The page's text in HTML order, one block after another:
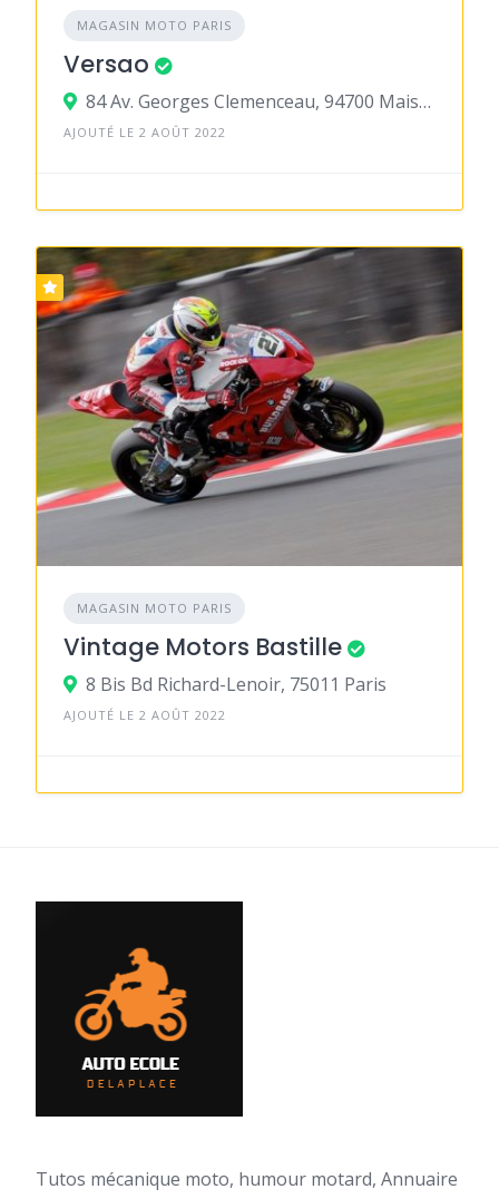
MAGASIN MOTO PARIS
Versao
84 Av. Georges Clemenceau, 94700 Maisons-Alfort
AJOUTÉ LE 2 AOÛT 2022
MAGASIN MOTO PARIS
Vintage Motors Bastille
8 Bis Bd Richard-Lenoir, 75011 Paris
AJOUTÉ LE 2 AOÛT 2022
Tutos mécanique moto, humour motard, Annuaire